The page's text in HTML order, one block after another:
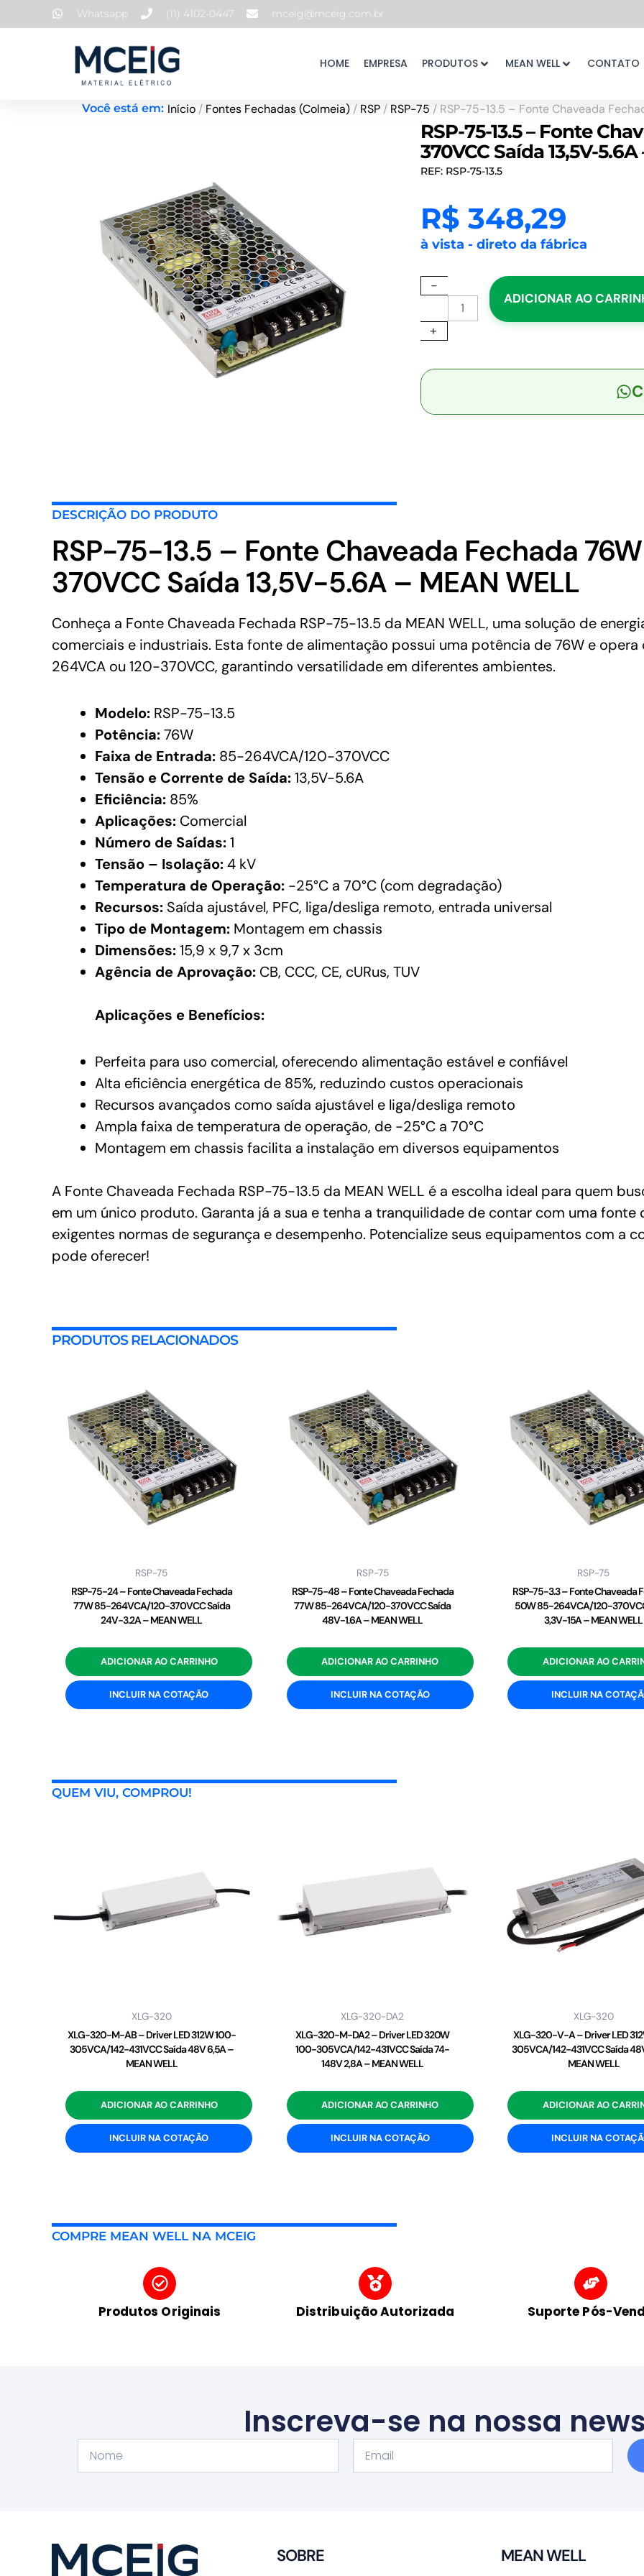
para
Whatsapp (11) 4102-0447 mceig@mceig.com.br
HOME EMPRESA PRODUTOS MEAN WELL CONTATO
Você está em: Início / Fontes Fechadas (Colmeia) / RSP / RSP-75 / RSP-75-13.5 – Fonte Chaveada
RSP-75-13.5 – Fonte
370VCC Saída 13,5V-
REF: RSP-75-13.5
R$ 348,29
à vista - direto da fábrica
-
RSP-
13.5
-
Chaveada
76W
MEAN
WELL
quantidade
+
ADICIONAR AO
DESCRIÇÃO DO PRODUTO
RSP-75-13.5 – Fonte Chaveada Fechada
370VCC Saída 13,5V-5.6A – MEAN WELL
Conheça a Fonte Chaveada Fechada RSP-75-13.5 da MEAN WELL, uma solução de
comerciais e industriais. Esta fonte de alimentação possui uma potência de 76W e
264VCA ou 120-370VCC, garantindo versatilidade em diferentes ambientes.
Modelo: RSP-75-13.5
Potência:76W
Faixa de Entrada: 85-264VCA/120-370VCC
Tensão e Corrente de Saída:13,5V-5.6A
Eficiência: 85%
Aplicações: Comercial
Número de Saídas:1
Tensão – Isolação:4 kV
Temperatura de Operação: -25°C a 70°C (com degradação)
Recursos: Saída ajustável, PFC, liga/desliga remoto, entrada universal
Tipo de Montagem: Montagem em chassis
Dimensões:15,9 x 9,7 x 3cm
Agência de Aprovação: CB, CCC, CE, cURus, TUV
Aplicações e Benefícios:
Perfeita para uso comercial, oferecendo alimentação estável e confiável
Alta eficiência energética de 85%, reduzindo custos operacionais
Recursos avançados como saída ajustável e liga/desliga remoto
Ampla faixa de temperatura de operação, de -25°C a 70°C
Montagem em chassis facilita a instalação em diversos equipamentos
A Fonte Chaveada Fechada RSP-75-13.5 da MEAN WELL é a escolha ideal para quem
em um único produto. Garanta já a sua e tenha a tranquilidade de contar com uma fonte
exigentes normas de segurança e desempenho. Potencialize seus equipamentos com a
pode oferecer!
PRODUTOS RELACIONADOS
RSP-75
RSP-75-24 – Fonte Chaveada Fechada
77W 85-264VCA/120-370VCC Saída
24V-3.2A – MEAN WELL
ADICIONAR AO CARRINHO
INCLUIR NA COTAÇÃO
RSP-75
RSP-75-48 – Fonte Chaveada Fechada
77W 85-264VCA/120-370VCC Saída
48V-1.6A – MEAN WELL
ADICIONAR AO CARRINHO
INCLUIR NA COTAÇÃO
RSP-75
RSP-75-3.3 – Fonte Chaveada
50W 85-264VCA/120-
3,3V-15A – MEAN WELL
ADICIONAR AO
INCLUIR NA
QUEM VIU, COMPROU!
XLG-320
XLG-320-M-AB – Driver LED 312W 100-
305VCA/142-431VCC Saída 48V 6,5A –
MEAN WELL
ADICIONAR AO CARRINHO
INCLUIR NA COTAÇÃO
XLG-320-DA2
XLG-320-M-DA2 – Driver LED 320W
100-305VCA/142-431VCC Saída 74-
148V 2,8A – MEAN WELL
ADICIONAR AO CARRINHO
INCLUIR NA COTAÇÃO
XLG-320
XLG-320-V-A – Driver LED
305VCA/142-431VCC Saída
MEAN WELL
ADICIONAR AO
INCLUIR NA
COMPRE MEAN WELL NA MCEIG
Produtos Originais Distribuição Autorizada Suporte Pós-
Inscreva-se na nossa
SOBRE MEAN WELL